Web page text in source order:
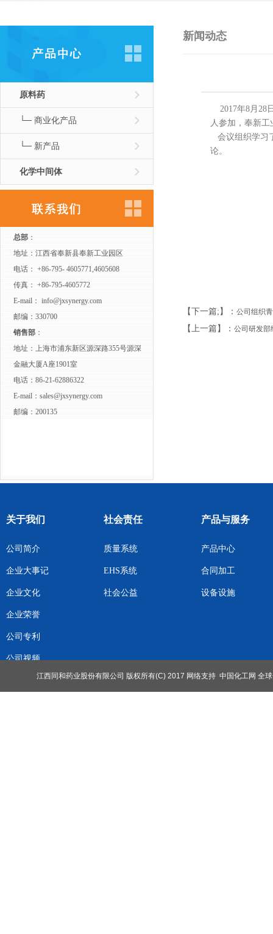
原料药
└─ 商业化产品
└─ 新产品
化学中间体
总部 ：
地址：江西省奉新县奉新工业园区
电话： +86-795- 4605771,4605608
传真： +86-795-4605772
E-mail： info@jxsynergy.com
邮编：330700
销售部 ：
地址：上海市浦东新区源深路355号源深
金融大厦A座1901室
电话：86-21-62886322
E-mail： sales@jxsynergy.com
邮编：200135
新闻动态
2017年8月28
人参加，奉新
会议组织学习
论。
【下一篇;】： 公司组织
【上一篇】： 公司研发部
关于我们
公司简介
企业大事记
企业文化
企业荣誉
公司专利
公司视频
社会责任
质量系统
EHS系统
社会公益
产品与服务
产品中心
合同加工
设备设施
江西同和药业股份有限公司 版权所有(C) 2017 网络支持 中国化工网 全